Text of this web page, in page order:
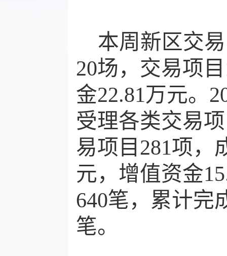
本周新区交
20场，交易项目
金22.81万元。
受理各类交易
易项目 281项，
元， 增值资金
640笔，累计完
笔。